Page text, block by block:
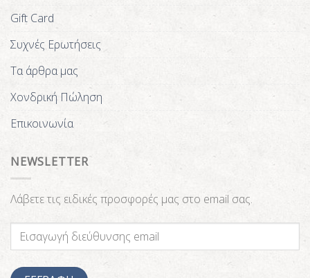
Gift Card
Συχνές Ερωτήσεις
Τα άρθρα μας
Χονδρική Πώληση
Επικοινωνία
NEWSLETTER
Λάβετε τις ειδικές προσφορές μας στο email σας.